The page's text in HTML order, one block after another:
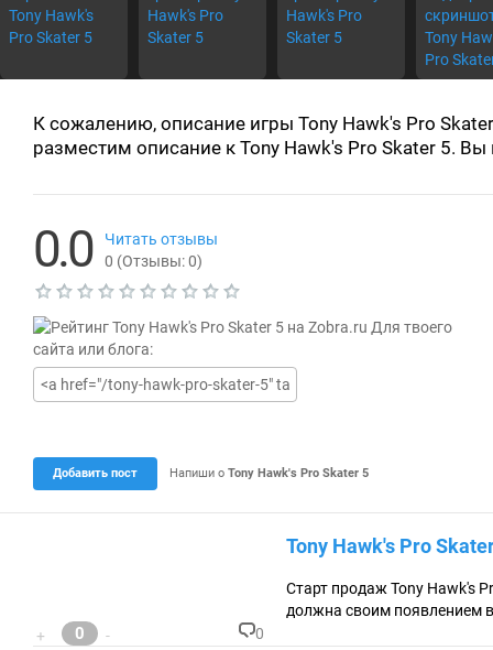
К сожалению, описание игры Tony Hawk's Pro
разместим описание к Tony Hawk's Pro Skater 5.
0.0
Читать отзывы
0 (Отзывы:0)
е
к
у
щ
а
н
Для твоего
сайта или блога:
Добавить пост Напиши о Tony Hawk's Pro Skater 5
Tony Hawk's Pro
Старт продаж Tony Hawk's
должна своим появлением
+
0 - 0